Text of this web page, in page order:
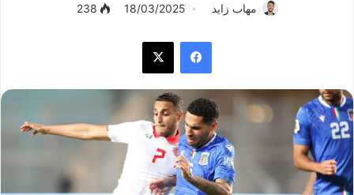
مهاب زايد 18/03/2025
238
فيسبوك